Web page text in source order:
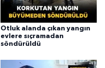
Otluk alanda çıkan yangın
evlere sıçramadan
söndürüldü